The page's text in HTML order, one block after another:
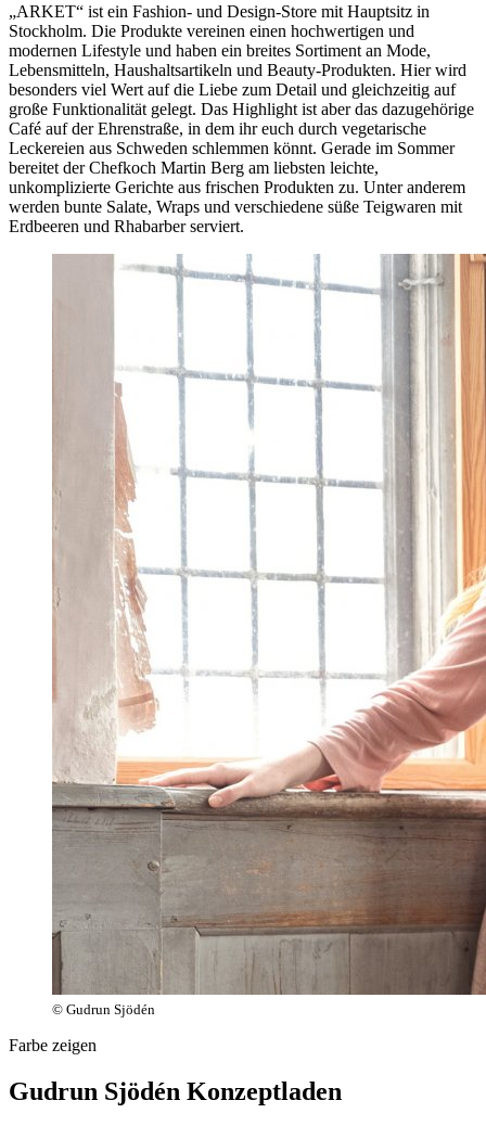
„ARKET“ ist ein Fashion- und Design-Store mit Hauptsitz in
Stockholm. Die Produkte vereinen einen hochwertigen und
modernen Lifestyle und haben ein breites Sortiment an Mode,
Lebensmitteln, Haushaltsartikeln und Beauty-Produkten. Hier wird
besonders viel Wert auf die Liebe zum Detail und gleichzeitig auf
große Funktionalität gelegt. Das Highlight ist aber das dazugehörige
Café auf der Ehrenstraße, in dem ihr euch durch vegetarische
Leckereien aus Schweden schlemmen könnt. Gerade im Sommer
bereitet der Chefkoch Martin Berg am liebsten leichte,
unkomplizierte Gerichte aus frischen Produkten zu. Unter anderem
werden bunte Salate, Wraps und verschiedene süße Teigwaren mit
Erdbeeren und Rhabarber serviert.
© Gudrun Sjödén
Farbe zeigen
Gudrun Sjödén Konzeptladen